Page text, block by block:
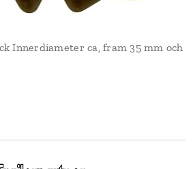
Innerdiameter ca, fram 35 mm och